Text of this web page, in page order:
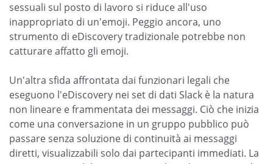
sessuali sul posto di lavoro si riduce all'uso
inappropriato di un'emoji. Peggio ancora, uno
strumento di eDiscovery tradizionale potrebbe non
catturare affatto gli emoji.
Un'altra sfida affrontata dai funzionari legali che
eseguono l'eDiscovery nei set di dati Slack è la natura
non lineare e frammentata dei messaggi. Ciò che inizia
come una conversazione in un gruppo pubblico può
passare senza soluzione di continuità ai messaggi
diretti, visualizzabili solo dai partecipanti immediati. La